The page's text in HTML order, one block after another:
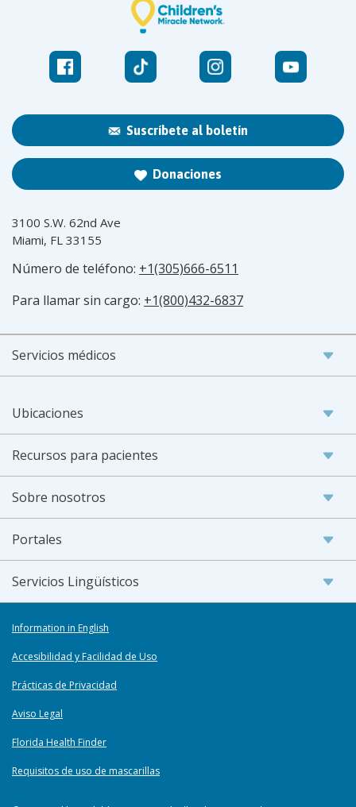
Suscríbete al boletín
Donaciones
3100 S.W. 62nd Ave
Miami, FL 33155
Número de teléfono: +1(305)666-6511
Para llamar sin cargo: +1(800)432-6837
Servicios médicos
Ubicaciones
Recursos para pacientes
Sobre nosotros
Portales
Servicios Lingüísticos
Information in English
Accesibilidad y Facilidad de Uso
Prácticas de Privacidad
Aviso Legal
Florida Health Finder
Requisitos de uso de mascarillas